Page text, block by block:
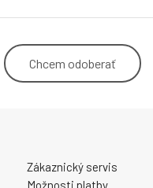
Chcem odoberať
Zákaznický servis